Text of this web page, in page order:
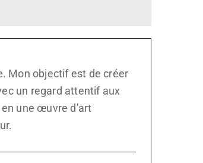
Mon objectif est de créer
un regard attentif aux
une œuvre d'art